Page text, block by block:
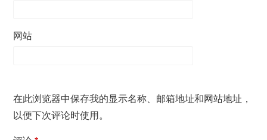
网站
在此浏览器中保存我的显示名称、邮箱地址和网站地址，
以便下次评论时使用。